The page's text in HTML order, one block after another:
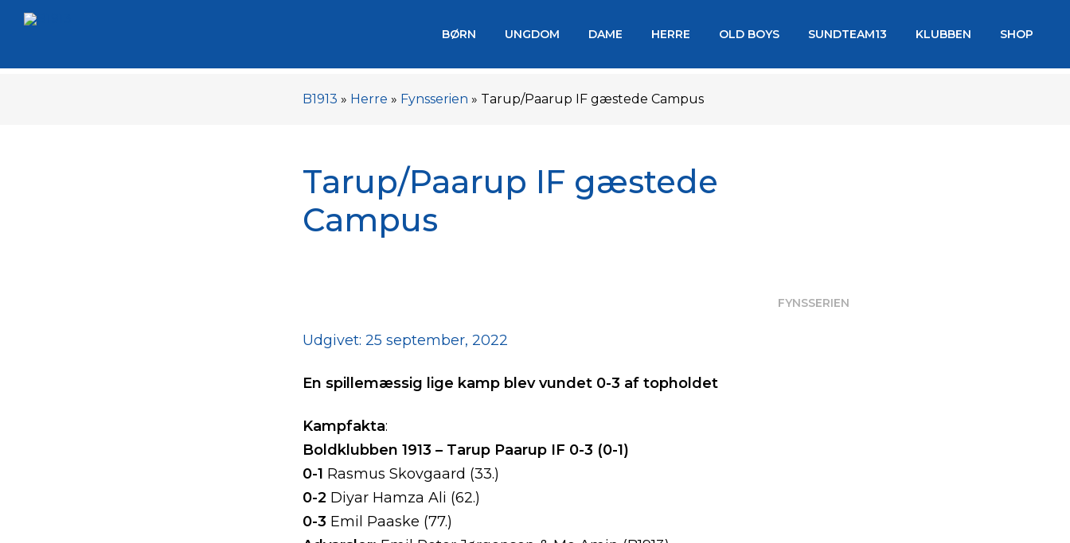
BØRN UNGDOM DAME HERRE OLD BOYS SUNDTEAM13 KLUBBEN SHOP
B1913 » Herre » Fynsserien » Tarup/Paarup IF gæstede Campus
Tarup/Paarup IF gæstede
Campus
FYNSSERIEN
Udgivet: 25 september, 2022
En spillemæssig lige kamp blev vundet 0-3 af topholdet
Kampfakta:
Boldklubben 1913 – Tarup Paarup IF 0-3 (0-1)
0-1 Rasmus Skovgaard (33.)
0-2 Diyar Hamza Ali (62.)
0-3 Emil Paaske (77.)